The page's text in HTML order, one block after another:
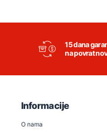
15 dana
na povrat
Informacije
O nama